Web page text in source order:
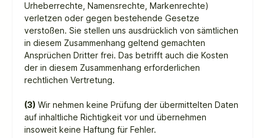
Urheberrechte, Namensrechte, Markenrechte)
verletzen oder gegen bestehende Gesetze
verstoßen. Sie stellen uns ausdrücklich von sämtlichen
in diesem Zusammenhang geltend gemachten
Ansprüchen Dritter frei. Das betrifft auch die Kosten
der in diesem Zusammenhang erforderlichen
rechtlichen Vertretung.
(3) Wir nehmen keine Prüfung der übermittelten Daten
auf inhaltliche Richtigkeit vor und übernehmen
insoweit keine Haftung für Fehler.